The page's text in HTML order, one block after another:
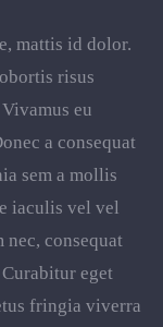
mattis id dolor.
risus
eu
a consequat
sem a mollis
iaculis vel vel
nec, consequat
eget
fringia viverra